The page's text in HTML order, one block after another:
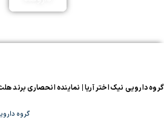
گروه دارویی نیک اختر آریا | نماینده انحصاری برند